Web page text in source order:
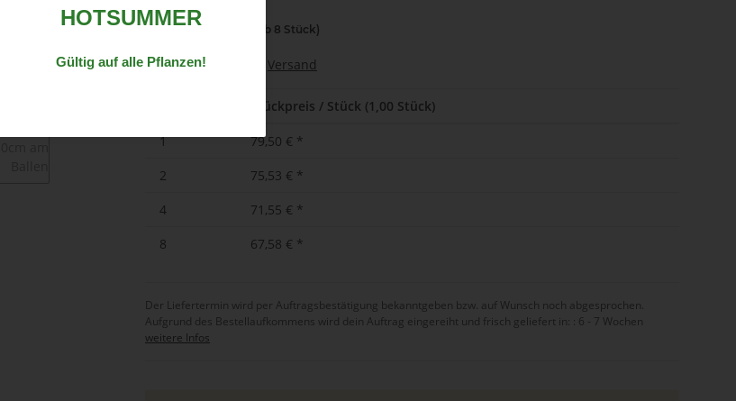
HOTSUMMER
Gültig auf alle Pflanzen!
67,58 € (ab 8 Stück)
inkl. 13% USt. , zzgl. Versand
Stückpreis / Stück (1,00 Stück)
1 79,50 € *
2
75,53 € *
4
71,55 € *
8
67,58 € *
Der Liefertermin wird per Auftragsbestätigung bekanntgeben bzw. auf Wunsch noch abgesprochen.
Aufgrund des Bestellaufkommens wird dein Auftrag eingereiht und frisch geliefert in: : 6 - 7 Wochen
weitere Infos